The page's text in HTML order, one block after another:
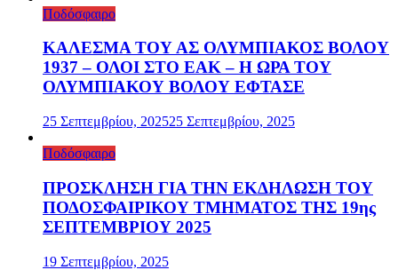
Ποδόσφαιρο
ΚΑΛΕΣΜΑ ΤΟΥ ΑΣ ΟΛΥΜΠΙΑΚΟΣ ΒΟΛΟΥ
1937 – ΟΛΟΙ ΣΤΟ ΕΑΚ – Η ΩΡΑ ΤΟΥ
ΟΛΥΜΠΙΑΚΟΥ ΒΟΛΟΥ ΕΦΤΑΣΕ
25 Σεπτεμβρίου, 202525 Σεπτεμβρίου, 2025
Ποδόσφαιρο
ΠΡΟΣΚΛΗΣΗ ΓΙΑ ΤΗΝ ΕΚΔΗΛΩΣΗ ΤΟΥ
ΠΟΔΟΣΦΑΙΡΙΚΟΥ ΤΜΗΜΑΤΟΣ ΤΗΣ 19ης
ΣΕΠΤΕΜΒΡΙΟΥ 2025
19 Σεπτεμβρίου, 2025